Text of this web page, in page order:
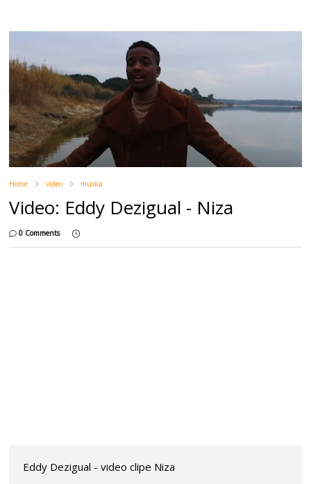
Home video musica
Video: Eddy Dezigual - Niza
0 Comments
Eddy Dezigual - video clipe Niza